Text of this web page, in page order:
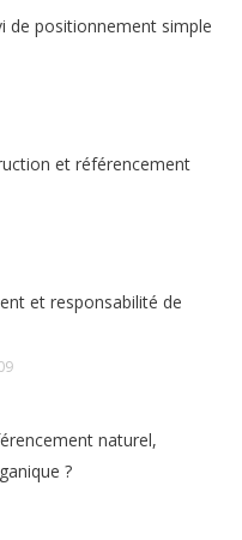
de positionnement simple
et référencement
et responsabilité de
naturel,
?